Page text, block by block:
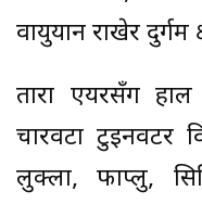
वायुयान राखेर दुर्गम
तारा एयरसँग हाल
चारवटा टुइनवटर
लुक्ला, फाप्लु,